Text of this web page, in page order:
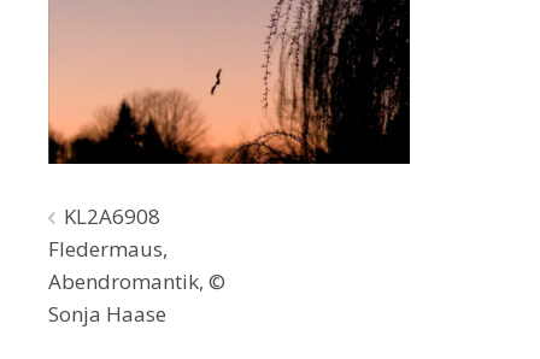
Beitragsnavigation
KL2A6908
Fledermaus,
Abendromantik, ©
Sonja Haase